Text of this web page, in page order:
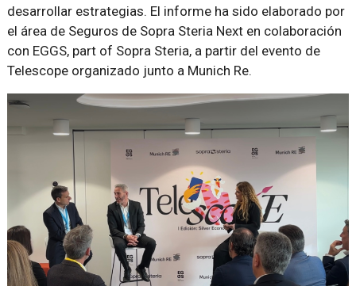
desarrollar estrategias. El informe ha sido elaborado por
el área de Seguros de Sopra Steria Next en colaboración
con EGGS, part of Sopra Steria, a partir del evento de
Telescope organizado junto a Munich Re.